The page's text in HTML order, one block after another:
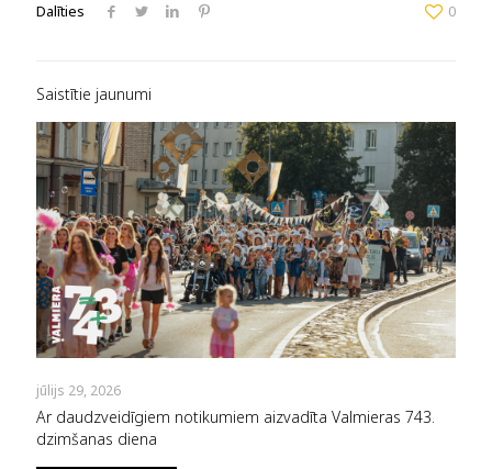
Dalīties 0
Saistītie jaunumi
jūlijs 29, 2026
Ar daudzveidīgiem notikumiem aizvadīta Valmieras 743.
dzimšanas diena